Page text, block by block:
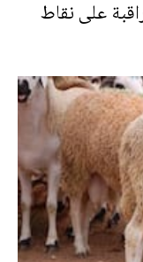
على نقاط